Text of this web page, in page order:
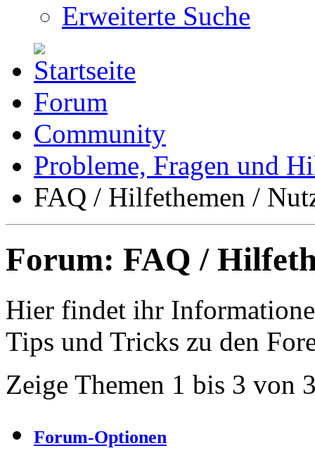
Erweiterte Suche
Forum
Community
Probleme, Fragen und
FAQ / Hilfethemen /
Forum: FAQ /
Hier findet ihr
Tips und Tricks zu den
Zeige Themen 1 bis 3 von
Forum-Optionen